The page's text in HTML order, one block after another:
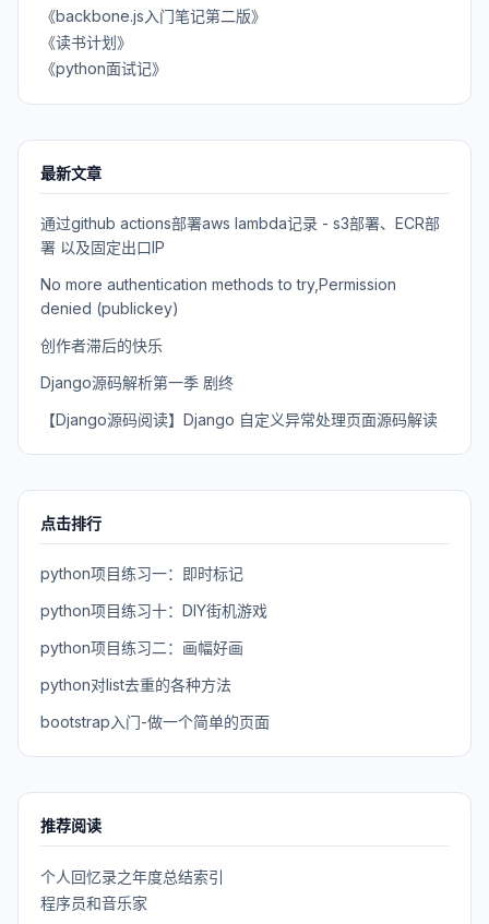
《backbone.js入门笔记第二版》
《读书计划》
《python面试记》
最新文章
通过github actions部署aws lambda记录 - s3部署、ECR部
署 以及固定出口IP
No more authentication methods to try,Permission
denied (publickey)
创作者滞后的快乐
Django源码解析第一季 剧终
【Django源码阅读】Django 自定义异常处理页面源码解读
点击排行
python项目练习一：即时标记
python项目练习十：DIY街机游戏
python项目练习二：画幅好画
python对list去重的各种方法
bootstrap入门-做一个简单的页面
推荐阅读
个人回忆录之年度总结索引
程序员和音乐家